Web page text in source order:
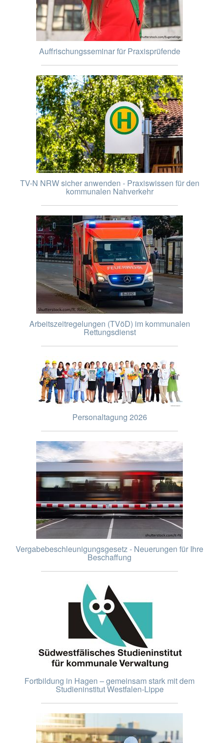
Auffrischungsseminar für Praxisprüfende
TV-N NRW sicher anwenden - Praxiswissen für den
kommunalen Nahverkehr
Arbeitszeitregelungen (TVöD) im kommunalen
Rettungsdienst
Personaltagung 2026
Vergabebeschleunigungsgesetz - Neuerungen für Ihre
Beschaffung
Fortbildung in Hagen – gemeinsam stark mit dem
Studieninstitut Westfalen-Lippe